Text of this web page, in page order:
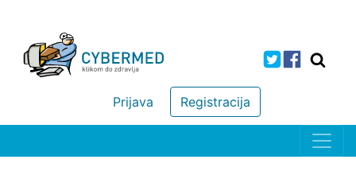
Registracija
Prijava